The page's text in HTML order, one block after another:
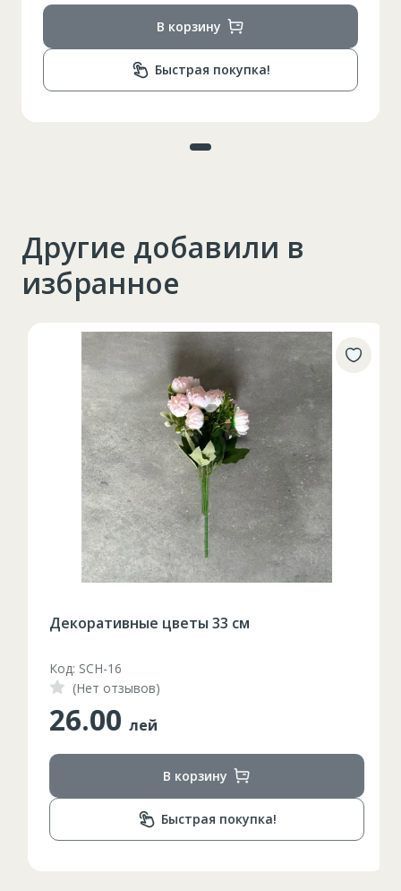
В корзину
Быстрая покупка!
Другие добавили в
избранное
Декоративные цветы 33 см
Код: SCH-16
(Нет отзывов)
26.00 лей
В корзину
Быстрая покупка!